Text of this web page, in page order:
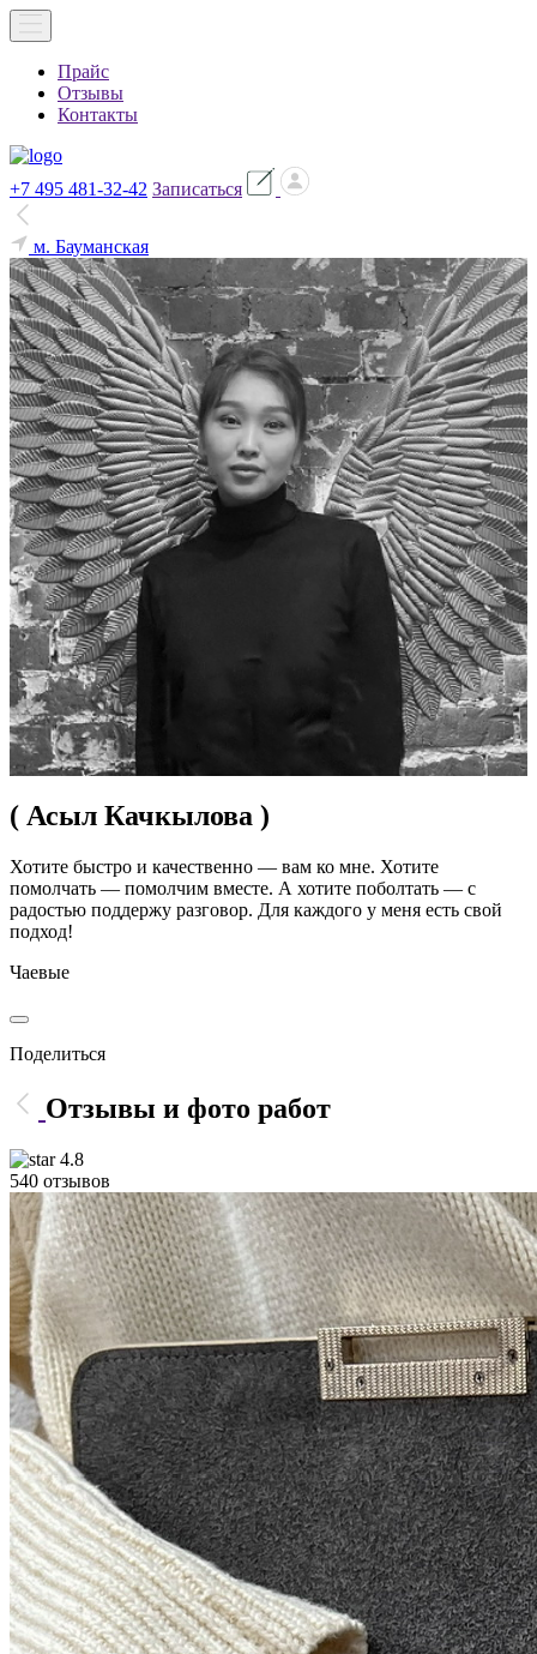
Прайс
Отзывы
Контакты
+7 495 481-32-42 Записаться
м. Бауманская
( Асыл Качкылова )
Хотите быстро и качественно — вам ко мне. Хотите
помолчать — помолчим вместе. А хотите поболтать — с
радостью поддержу разговор. Для каждого у меня есть свой
подход!
Чаевые
Поделиться
Отзывы и фото работ
4.8
540 отзывов